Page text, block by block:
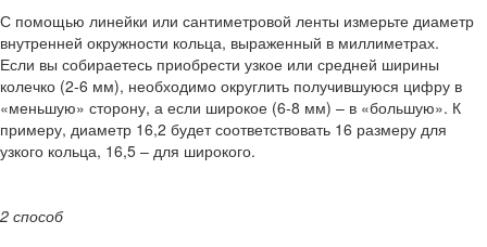
С помощью линейки или сантиметровой ленты измерьте диаметр
внутренней окружности кольца, выраженный в миллиметрах.
Если вы собираетесь приобрести узкое или средней ширины
колечко (2-6 мм), необходимо округлить получившуюся цифру в
«меньшую» сторону, а если широкое (6-8 мм) – в «большую». К
примеру, диаметр 16,2 будет соответствовать 16 размеру для
узкого кольца, 16,5 – для широкого.
2 способ